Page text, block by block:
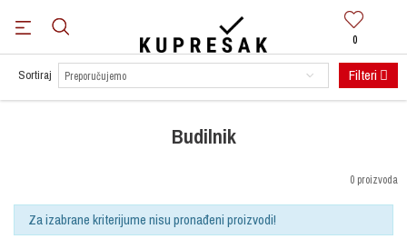
0
BESPLATNA DOSTAVA za sve narudžbe preko 100 KM.Saznaj više
Budilnik
Sortiraj Filteri
0 proizvoda
Za izabrane kriterijume nisu pronađeni proizvodi!